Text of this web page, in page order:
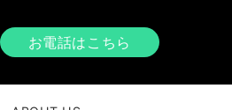
お電話はこちら